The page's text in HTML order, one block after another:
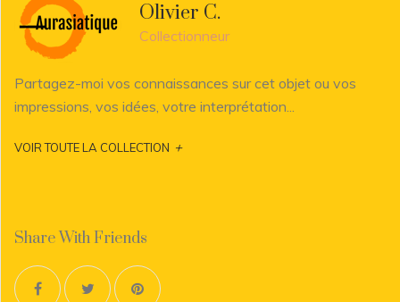
Olivier C.
Collectionneur
Partagez-moi vos connaissances sur cet objet ou vos
impressions, vos idées, votre interprétation...
VOIR TOUTE LA COLLECTION +
Share With Friends